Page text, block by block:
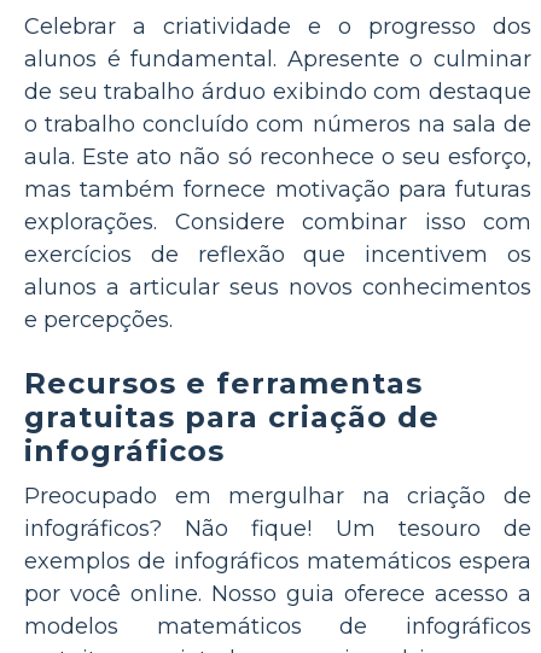
Celebrar a criatividade e o progresso dos
alunos é fundamental. Apresente o culminar
de seu trabalho árduo exibindo com destaque
o trabalho concluído com números na sala de
aula. Este ato não só reconhece o seu esforço,
mas também fornece motivação para futuras
explorações. Considere combinar isso com
exercícios de reflexão que incentivem os
alunos a articular seus novos conhecimentos
e percepções.
Recursos e ferramentas
gratuitas para criação de
infográficos
Preocupado em mergulhar na criação de
infográficos? Não fique! Um tesouro de
exemplos de infográficos matemáticos espera
por você online. Nosso guia oferece acesso a
modelos matemáticos de infográficos